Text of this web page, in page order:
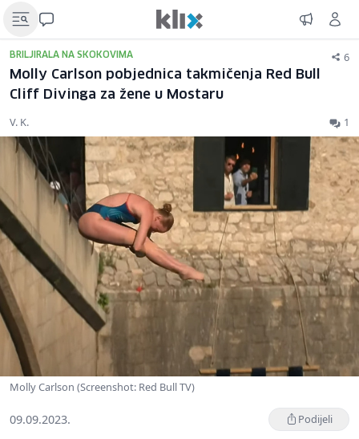
BRILJIRALA NA SKOKOVIMA 6
Molly Carlson pobjednica takmičenja Red Bull
Cliff Divinga za žene u Mostaru
V. K. 1
Molly Carlson (Screenshot: Red Bull TV)
09.09.2023. Podijeli